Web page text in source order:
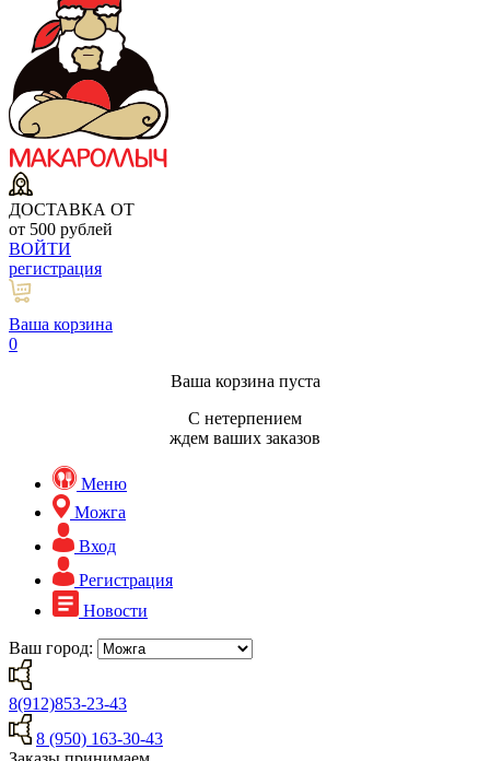
ДОСТАВКА ОТ
от 500 рублей
ВОЙТИ
регистрация
Ваша корзина
0
Ваша корзина пуста
С нетерпением
ждем ваших заказов
Меню
Можга
Вход
Регистрация
Новости
Ваш город:
8(912)853-23-43
8 (950) 163-30-43